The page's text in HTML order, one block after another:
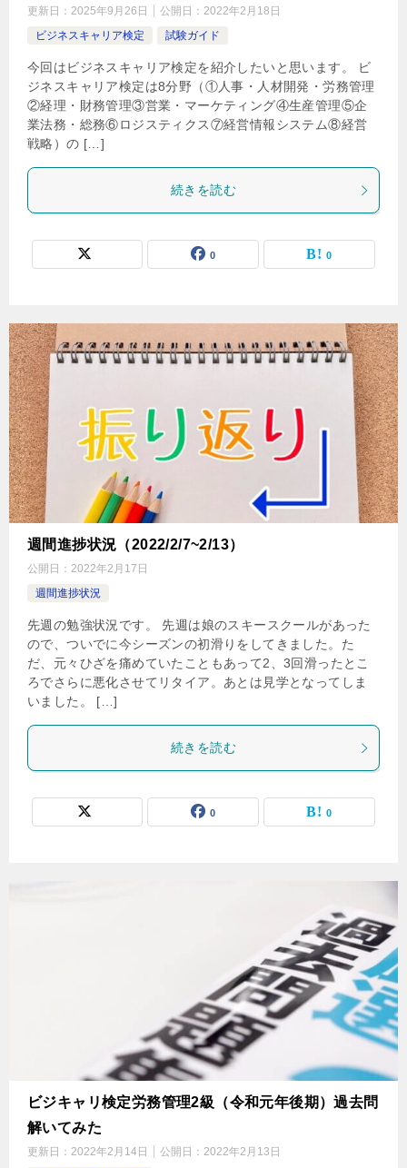
更新日： 2025年9月26日 公開日： 2022年2月18日
ビジネスキャリア検定
試験ガイド
今回はビジネスキャリア検定を紹介したいと思います。 ビ
ジネスキャリア検定は8分野（①人事・人材開発・労務管理
②経理・財務管理③営業・マーケティング④生産管理⑤企
業法務・総務⑥ロジスティクス⑦経営情報システム⑧経営
戦略）の […]
続きを読む
0 0
週間進捗状況（2022/2/7~2/13）
公開日： 2022年2月17日
週間進捗状況
先週の勉強状況です。 先週は娘のスキースクールがあった
ので、ついでに今シーズンの初滑りをしてきました。た
だ、元々ひざを痛めていたこともあって2、3回滑ったとこ
ろでさらに悪化させてリタイア。あとは見学となってしま
いました。 […]
続きを読む
0 0
ビジキャリ検定労務管理2級（令和元年後期）過去問
解いてみた
更新日： 2022年2月14日 公開日： 2022年2月13日